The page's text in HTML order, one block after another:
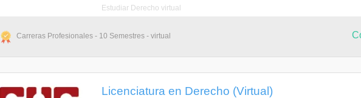
Estudiar Derecho virtual
Carreras Profesionales - 10 Semestres - virtual
Licenciatura en Derecho (Virtual)